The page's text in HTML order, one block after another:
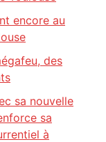
encore au
des
sa nouvelle
sa
à